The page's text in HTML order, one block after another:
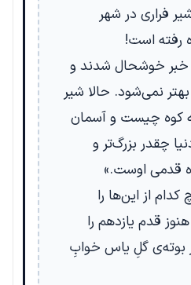
فراری در شهر
رفته است!
خبر خوشحال شدند و
بهتر نمی‌شود. حالا شیر
کوه چیست و آسمان
چقدر بزرگ‌تر و
قدمی اوست.»
از این‌ها را
قدم یازدهم را
بوته‌ی گلِ یاس خوابِ